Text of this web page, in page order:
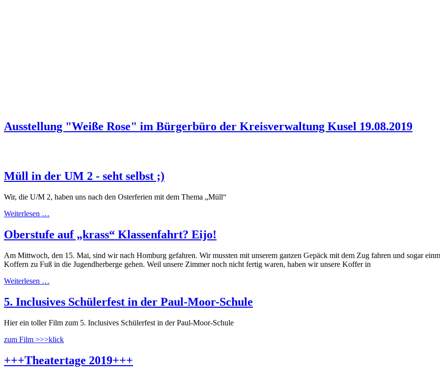
Ausstellung "Weiße Rose" im Bürgerbüro der Kreisverwaltung Kusel 19.08.2019
Müll in der UM 2 - seht selbst ;)
Wir, die U/M 2, haben uns nach den Osterferien mit dem Thema „Müll“
Weiterlesen …
Oberstufe auf „krass“ Klassenfahrt? Eijo!
Am Mittwoch, den 15. Mai, sind wir nach Homburg gefahren. Wir mussten mit unserem ganzen Gepäck mit dem Zug fahren und sogar
Koffern zu Fuß in die Jugendherberge gehen. Weil unsere Zimmer noch nicht fertig waren, haben wir unsere Koffer in
Weiterlesen …
5. Inclusives Schülerfest in der Paul-Moor-Schule
Hier ein toller Film zum 5. Inclusives Schülerfest in der Paul-Moor-Schule
zum Film >>>klick
+++Theatertage 2019+++